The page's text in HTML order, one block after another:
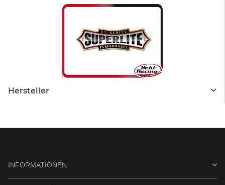
Hersteller
INFORMATIONEN